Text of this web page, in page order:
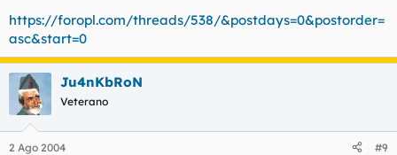
https://foropl.com/threads/538/&postdays=0&postorder=
asc&start=0
Ju4nKbRoN
Veterano
2 Ago 2004 #9